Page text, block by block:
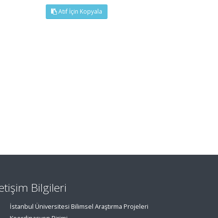
Atıf İçin Kopyala
Bilgileri
İstanbul Üniversitesi Bilimsel Araştırma Projeleri